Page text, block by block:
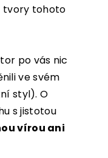
tvory tohoto
po vás nic
ve svém
styl). O
s jistotou
vírou ani